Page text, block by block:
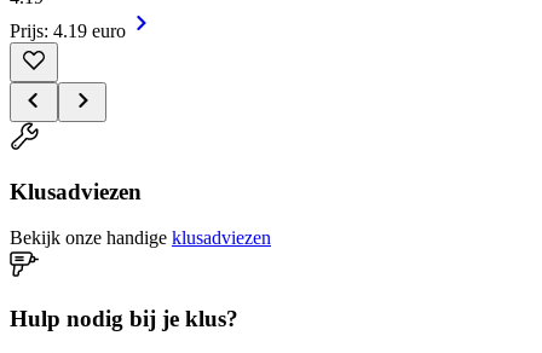
Prijs: 4.19 euro
Klusadviezen
Bekijk onze handige klusadviezen
Hulp nodig bij je klus?